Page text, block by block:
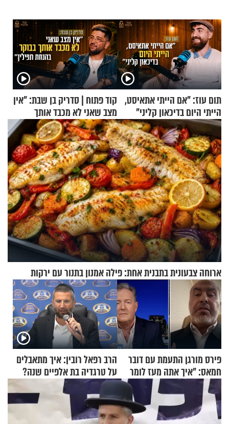
תום עוז: "אם הייתי אתאיסט,
הייתי היום בדיכאון קליני"
קוד פתוח | סדריק בן שבת: "אין
מצב שאני לא מכבד אותך
בבוקר בהנחת תפילין"
ארוחה צבעונית בתבנית אחת: פילה אמנון בתנור עם ירקות
פירס מורגן התעמת עם דובר
חמאס: "איך אתה מעז לומר
שלא ביצעתם פשעי מלחמה?!"
הרב רפאל רובין: איך מתאבלים
על טרגדיה בת אלפיים שנה?